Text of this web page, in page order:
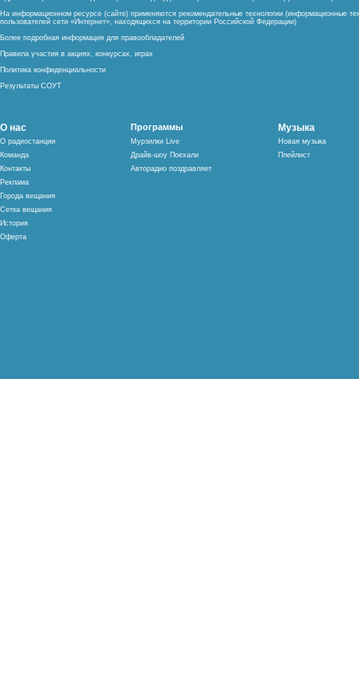
На информационном ресурсе (сайте) применяются рекомендательные технологии (информационные
пользователей сети «Интернет», находящихся на территории Российской Федерации)
Более подробная информация для правообладателей
Правила участия в акциях, конкурсах, играх
Политика конфиденциальности
Результаты СОУТ
О нас
О радиостанции
Команда
Контакты
Реклама
Города вещания
Сетка вещания
История
Оферта
Программы
Мурзилки Live
Драйв-шоу Поехали
Авторадио поздравляет
Музыка
Новая музыка
Плейлист